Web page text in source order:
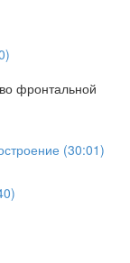
фронтальной
(30:01)